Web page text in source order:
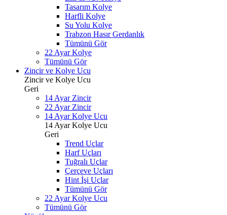
Tasarım Kolye
Harfli Kolye
Su Yolu Kolye
Trabzon Hasır Gerdanlık
Tümünü Gör
22 Ayar Kolye
Tümünü Gör
Zincir ve Kolye Ucu
Zincir ve Kolye Ucu
Geri
14 Ayar Zincir
22 Ayar Zincir
14 Ayar Kolye Ucu
14 Ayar Kolye Ucu
Geri
Trend Uçlar
Harf Uçları
Tuğralı Uçlar
Çerçeve Uçları
Hint İşi Uçlar
Tümünü Gör
22 Ayar Kolye Ucu
Tümünü Gör